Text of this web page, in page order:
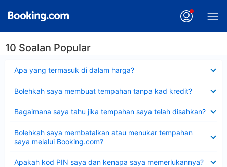
10 Soalan Popular
Apa yang termasuk di dalam harga?
Bolehkah saya membuat tempahan tanpa kad kredit?
Bagaimana saya tahu jika tempahan saya telah disahkan?
Bolehkah saya membatalkan atau menukar tempahan
saya melalui Booking.com?
Apakah kod PIN saya dan kenapa saya memerlukannya?